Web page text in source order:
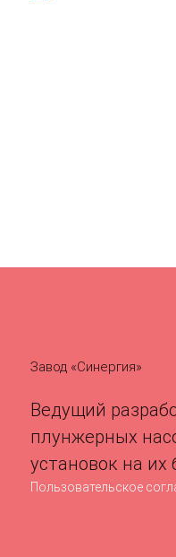
Завод «Синергия»
Ведущий
плунжерных
установок на их
Пользовательское